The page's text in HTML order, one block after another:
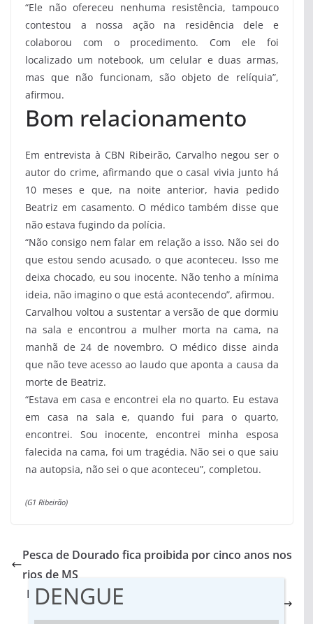
“Ele não ofereceu nenhuma resistência, tampouco
contestou a nossa ação na residência dele e
colaborou com o procedimento. Com ele foi
localizado um notebook, um celular e duas armas,
mas que não funcionam, são objeto de relíquia”,
afirmou.
Bom relacionamento
Em entrevista à CBN Ribeirão, Carvalho negou ser o
autor do crime, afirmando que o casal vivia junto há
10 meses e que, na noite anterior, havia pedido
Beatriz em casamento. O médico também disse que
não estava fugindo da polícia.
“Não consigo nem falar em relação a isso. Não sei do
que estou sendo acusado, o que aconteceu. Isso me
deixa chocado, eu sou inocente. Não tenho a mínima
ideia, não imagino o que está acontecendo”, afirmou.
Carvalhou voltou a sustentar a versão de que dormiu
na sala e encontrou a mulher morta na cama, na
manhã de 24 de novembro. O médico disse ainda
que não teve acesso ao laudo que aponta a causa da
morte de Beatriz.
“Estava em casa e encontrei ela no quarto. Eu estava
em casa na sala e, quando fui para o quarto,
encontrei. Sou inocente, encontrei minha esposa
falecida na cama, foi um tragédia. Não sei o que saiu
na autopsia, não sei o que aconteceu”, completou.
(G1 Ribeirão)
Pesca de Dourado fica proibida por cinco anos nos
rios de MS
Meio Ambiente: Justiça condena futuro ministro
DENGUE